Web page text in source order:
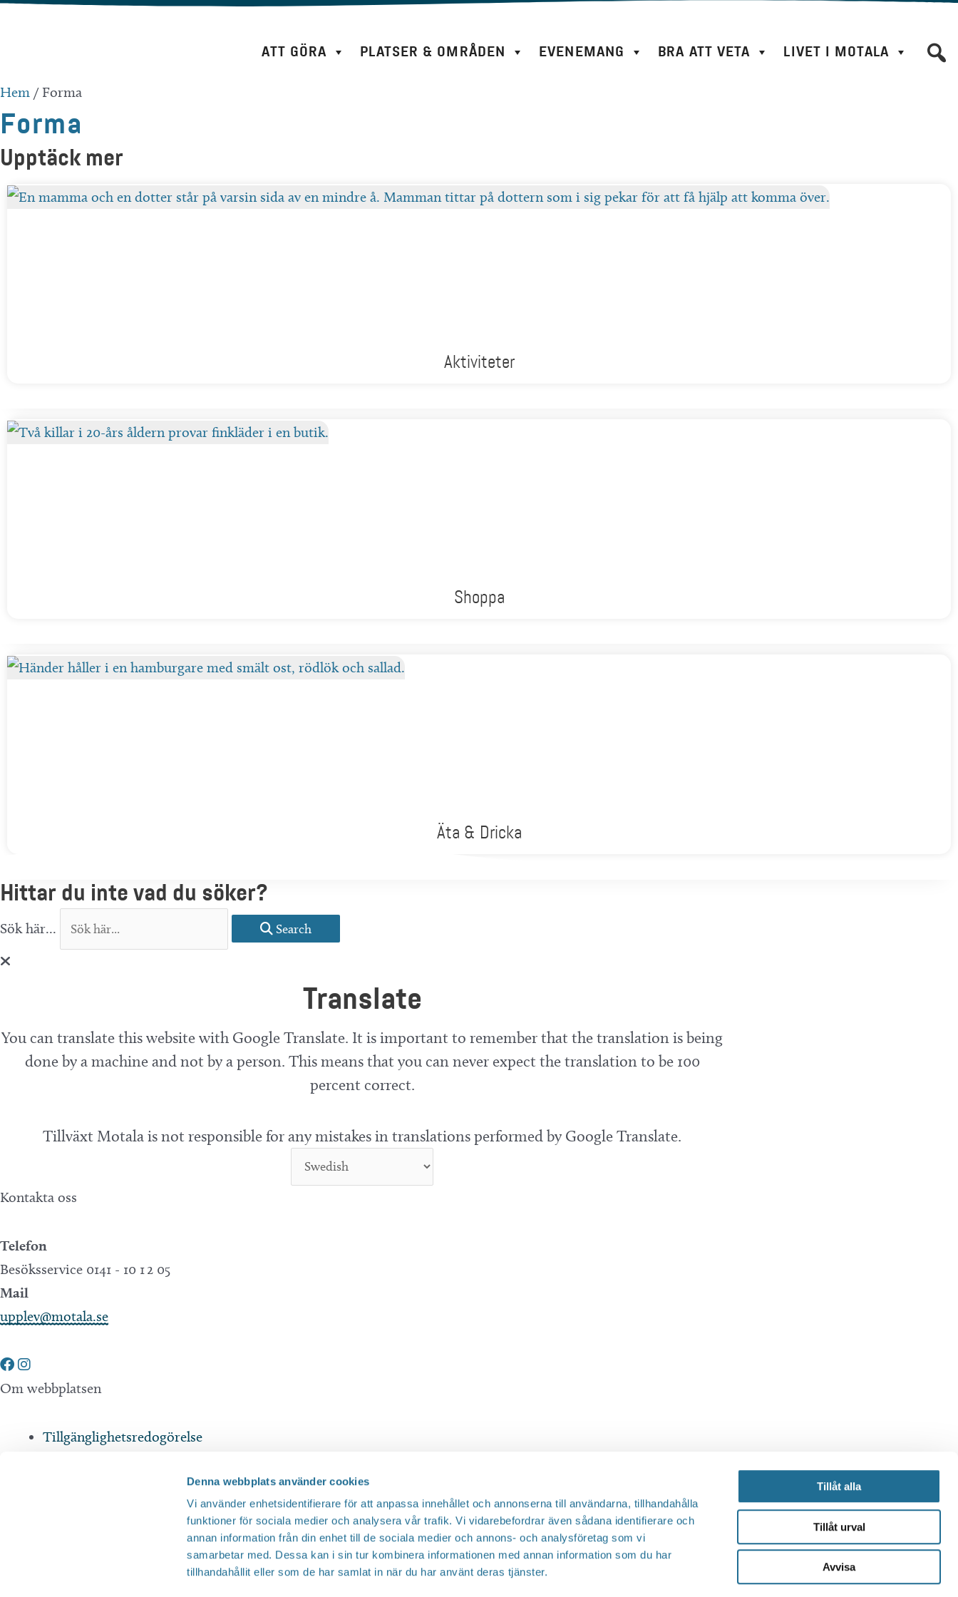
Denna webbplats använder cookies
Vi använder enhetsidentifierare för att anpassa innehållet och annonserna till användarna, tillhandahålla
funktioner för sociala medier och analysera vår trafik. Vi vidarebefordrar även sådana identifierare och
annan information från din enhet till de sociala medier och annons- och analysföretag som vi
samarbetar med. Dessa kan i sin tur kombinera informationen med annan information som du har
tillhandahållit eller som de har samlat in när du har använt deras tjänster.
Tillåt alla
Tillåt urval
Avvisa
ATT GÖRA PLATSER & OMRÅDEN EVENEMANG BRA ATT VETA LIVET I MOTALA
Hem / Forma
Forma
Upptäck mer
Aktiviteter
Shoppa
Äta & Dricka
Hittar du inte vad du söker?
Sök här... Search
Translate
You can translate this website with Google Translate. It is important to remember that the translation is being
done by a machine and not by a person. This means that you can never expect the translation to be 100
percent correct.
Tillväxt Motala is not responsible for any mistakes in translations performed by Google Translate.
Kontakta oss
Telefon
Besöksservice 0141 - 10 1 2 05
Mail
upplev@motala.se
Om webbplatsen
Tillgänglighetsredogörelse